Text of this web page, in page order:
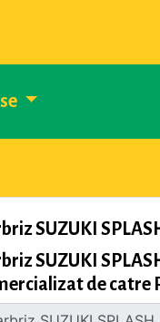
SUZUKI
SUZUKI
de catre